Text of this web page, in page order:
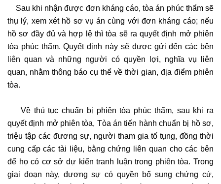
Sau khi nhận được đơn kháng cáo, tòa án phúc thẩm sẽ
thụ lý, xem xét hồ sơ vụ án cùng với đơn kháng cáo; nếu
hồ sơ đầy đủ và hợp lệ thì tòa sẽ ra quyết định mở phiên
tòa phúc thẩm. Quyết định này sẽ được gửi đến các bên
liên quan và những người có quyền lợi, nghĩa vụ liên
quan, nhằm thông báo cụ thể về thời gian, địa điểm phiên
tòa.
Về thủ tục chuẩn bị phiên tòa phúc thẩm, sau khi ra
quyết định mở phiên tòa, Tòa án tiến hành chuẩn bị hồ sơ,
triệu tập các đương sự, người tham gia tố tụng, đồng thời
cung cấp các tài liệu, bằng chứng liên quan cho các bên
để họ có cơ sở dự kiến tranh luận trong phiên tòa. Trong
giai đoạn này, đương sự có quyền bổ sung chứng cứ,